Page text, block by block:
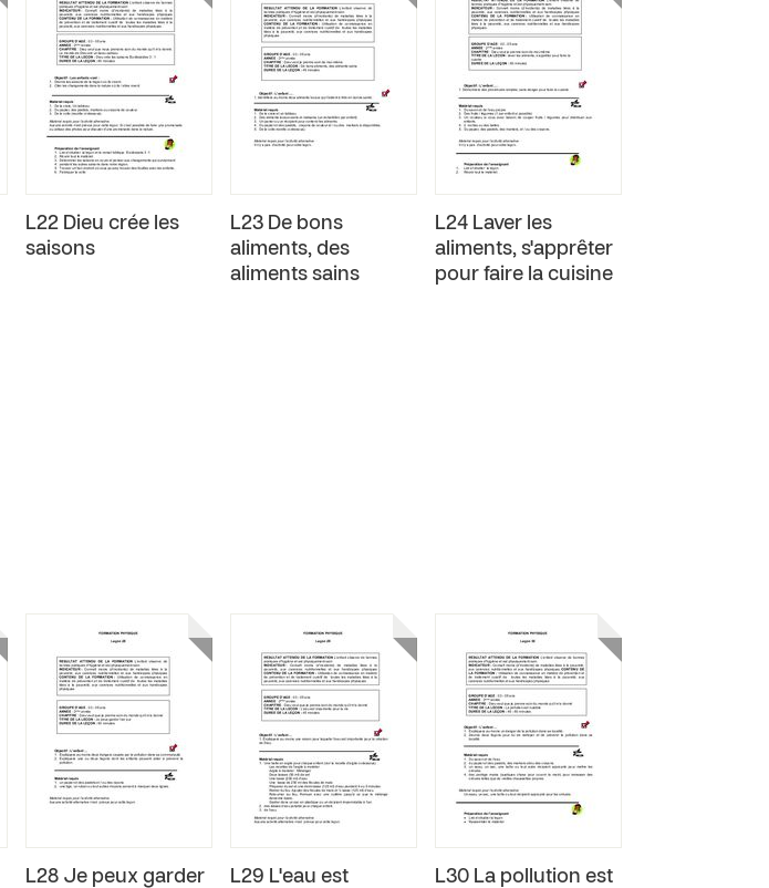
L22 Dieu crée les
saisons
L23 De bons
aliments, des
aliments sains
L24 Laver les
aliments, s'apprêter
pour faire la cuisine
L28 Je peux garder L29 L'eau est L30 La pollution est